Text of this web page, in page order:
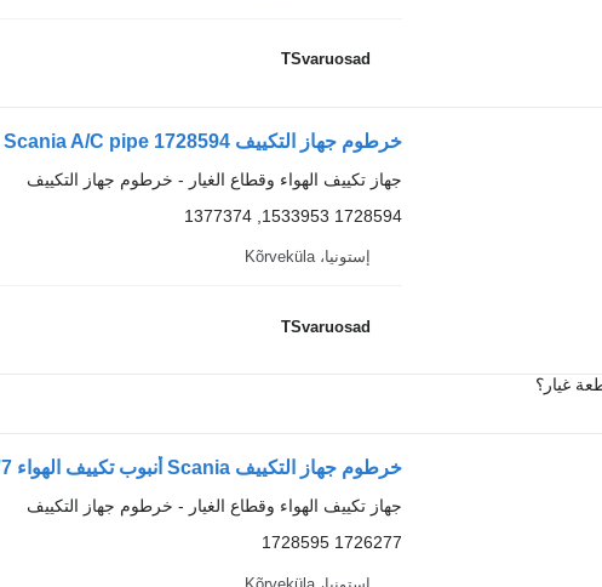
TSvaruosad
خرطوم جهاز التكييف Scania A/C pipe 1728594 لـ السيارات القاطرة Scania R420
جهاز تكييف الهواء وقطاع الغيار - خرطوم جهاز التكييف
1728594 1533953, 1377374
إستونيا، Kõrveküla
TSvaruosad
غيار؟
خرطوم جهاز التكييف Scania أنبوب تكييف الهواء 1726277 لـ السيارات القاطرة Scania R420
جهاز تكييف الهواء وقطاع الغيار - خرطوم جهاز التكييف
1726277 1728595